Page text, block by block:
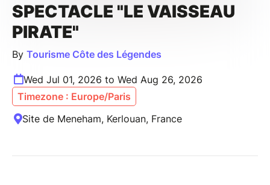
SPECTACLE "LE VAISSEAU
PIRATE"
By Tourisme Côte des Légendes
Wed Jul 01, 2026 to Wed Aug 26, 2026
Timezone : Europe/Paris
Site de Meneham, Kerlouan, France